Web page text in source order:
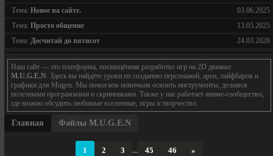
Тема: Новое на сайте.
03.06.2025
Тема: Просто общение
13.05.2025
Тема: Досчитай до пятисот 24.03.2020
Наш сайт — это платформа, посвящённая разработке игр на 2D движке
M.U.G.E.N. Здесь вы найдёте уроки по созданию персонажей, арен, лайфбаров и
графики для Mugen. Мы помогаем новичкам освоить инструменты, делимся
полезными программами и скринпаками. Также у нас работает аниме-сообщество,
где можно обсудить любимые вселенные, игры и творчество.
Главная Файлы M.U.G.E.N
1 2 3 ... 45 46 »